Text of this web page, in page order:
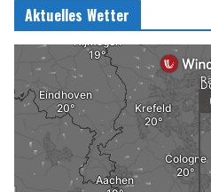
Aktuelles Wetter